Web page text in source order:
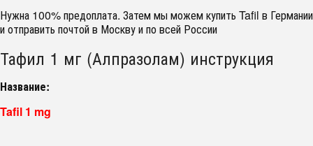
Нужна 100% предоплата. Затем мы можем купить Tafil в Германии
и отправить почтой в Москву и по всей России
Тафил 1 мг (Алпразолам) инструкция
Название:
Tafil 1 mg